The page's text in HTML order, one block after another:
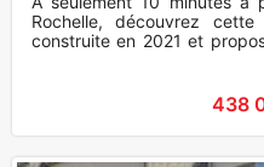
Rochelle, découvrez
construite en 2021 et
438